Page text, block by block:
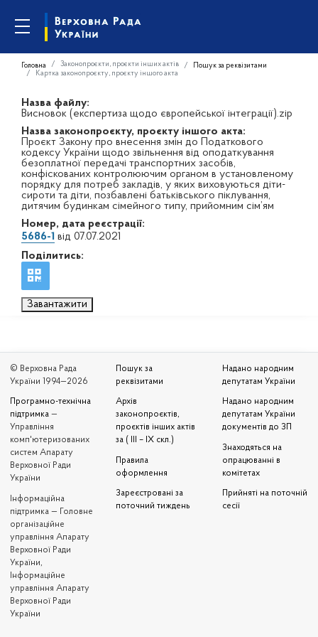
Головна Законопроєкти, проєкти інших актів
Пошук за реквізитами
Картка законопроєкту, проєкту іншого акта
Назва файлу:
Висновок (експертиза щодо європейської інтеграції).zip
Назва законопроєкту, проєкту іншого акта:
Проєкт Закону про внесення змін до Податкового
кодексу України щодо звільнення від оподаткування
безоплатної передачі транспортних засобів,
конфіскованих контролюючим органом в установленому
порядку для потреб закладів, у яких виховуються діти-
сироти та діти, позбавлені батьківського піклування,
дитячим будинкам сімейного типу, прийомним сім’ям
Номер, дата реєстрації:
5686-1 від 07.07.2021
Поділитись:
Завантажити
© Верховна Рада
України 1994—2026
Програмно-технічна
підтримка —
Управління
комп'ютеризованих
систем Апарату
Верховної Ради
України
Iнформаційна
підтримка — Головне
організаційне
управління Апарату
Верховної Ради
України,
Інформаційне
управління Апарату
Верховної Ради
України
Пошук за
реквізитами
Архів
законопроєктів,
проєктів інших актів
за ( III – IX скл.)
Правила
оформлення
Зареєстровані за
поточний тиждень
Надано народним
депутатам України
Надано народним
депутатам України
документів до ЗП
Знаходяться на
опрацюванні в
комітетах
Прийняті на поточній
сесії